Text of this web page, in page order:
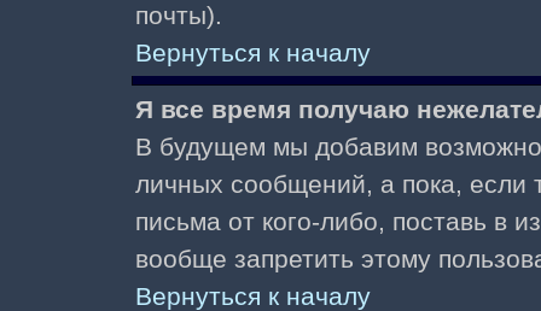
почты).
Вернуться к началу
Я все время получаю
В будущем мы добавим
личных сообщений, а пока, если
письма от кого-либо, поставь в
вообще запретить этому
Вернуться к началу